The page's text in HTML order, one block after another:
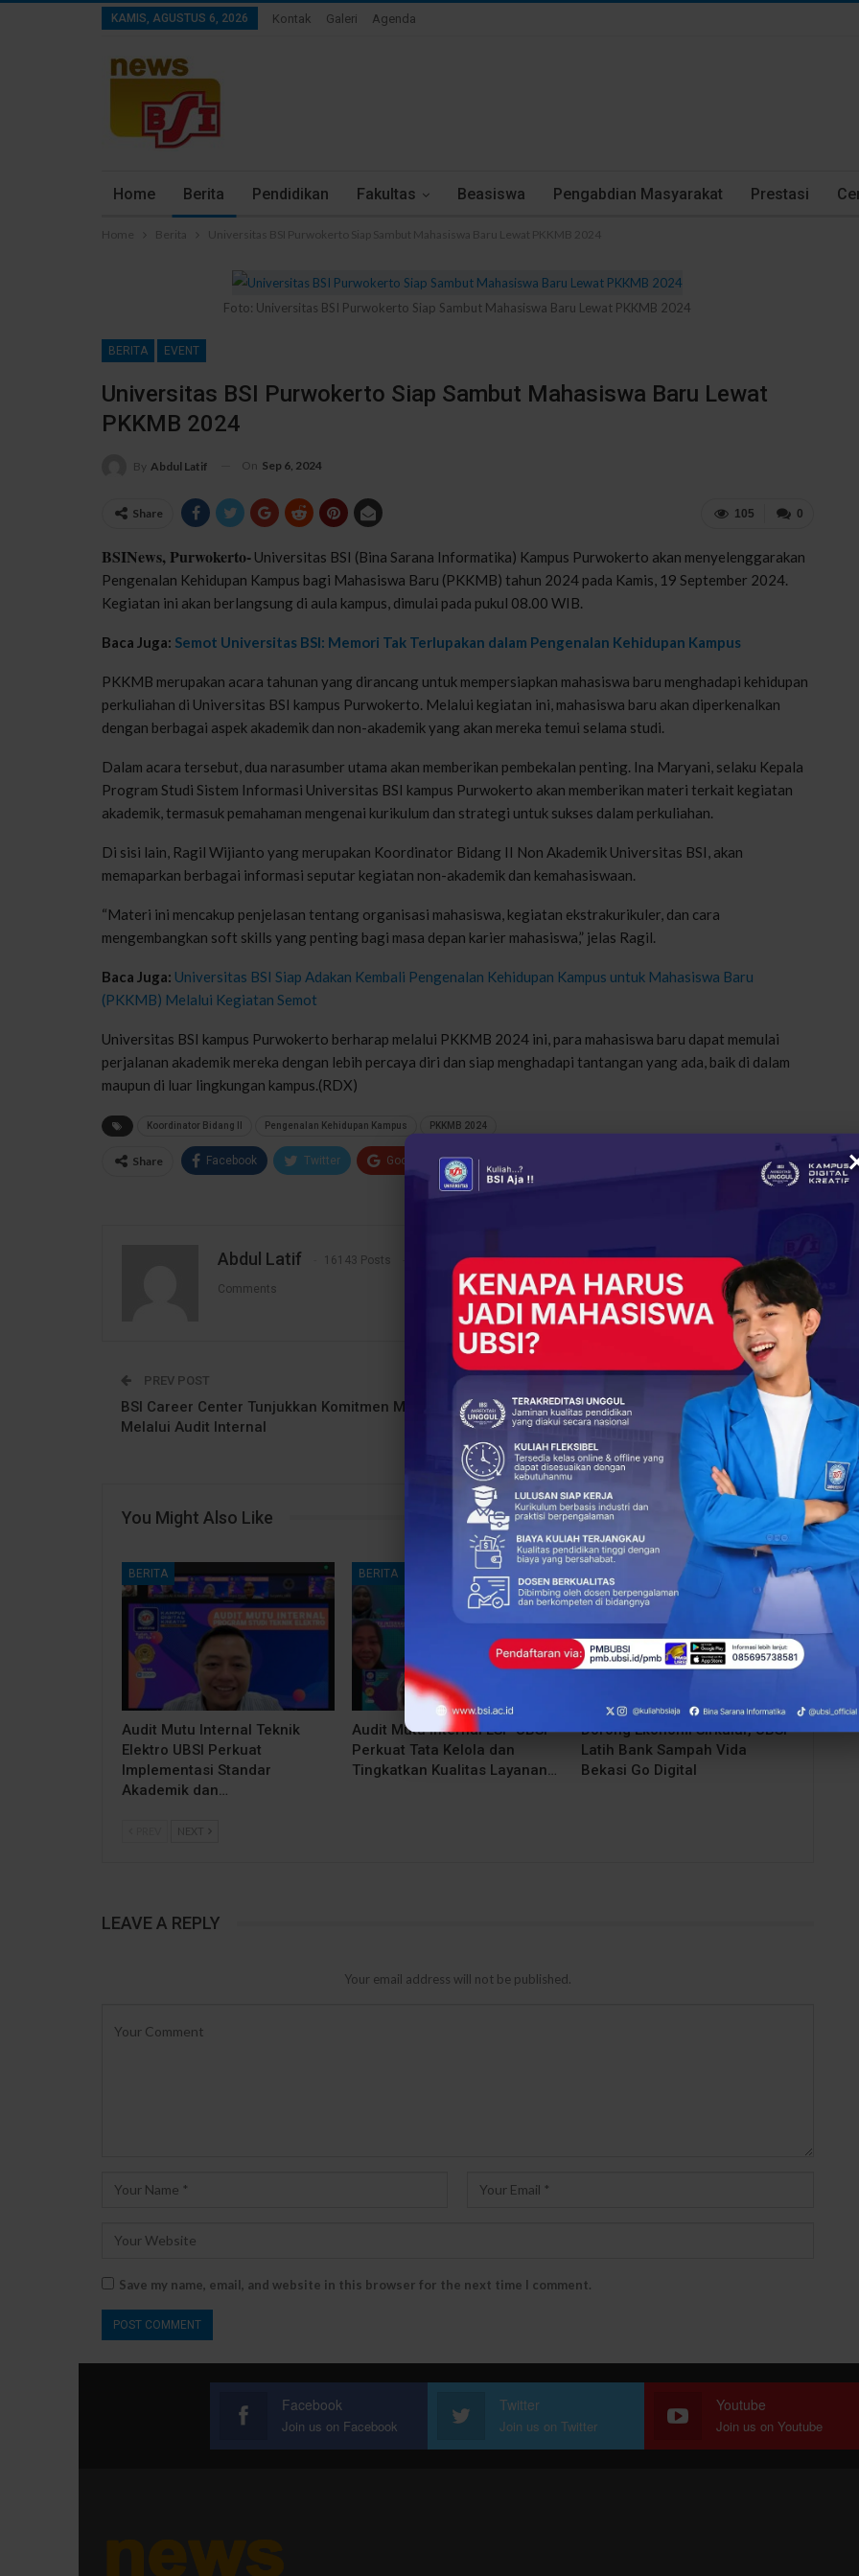
KAMIS, AGUSTUS 6, 2026 Kontak Galeri Agenda
Home Berita Pendidikan Fakultas Beasiswa Pengabdian Masyarakat Prestasi
Home Berita Universitas BSI Purwokerto Siap Sambut Mahasiswa Baru Lewat PKKMB 2024
Foto: Universitas BSI Purwokerto Siap Sambut Mahasiswa Baru Lewat PKKMB 2024
BERITA EVENT
Universitas BSI Purwokerto Siap Sambut Mahasiswa Baru Lewat
PKKMB 2024
By Abdul Latif On Sep 6, 2024
0
105
Share
BSINews, Purwokerto- Universitas BSI (Bina Sarana Informatika) Kampus Purwokerto akan menyelenggarakan
Pengenalan Kehidupan Kampus bagi Mahasiswa Baru (PKKMB) tahun 2024 pada Kamis, 19 September 2024.
Kegiatan ini akan berlangsung di aula kampus, dimulai pada pukul 08.00 WIB.
Baca Juga: Semot Universitas BSI: Memori Tak Terlupakan dalam Pengenalan Kehidupan Kampus
PKKMB merupakan acara tahunan yang dirancang untuk mempersiapkan mahasiswa baru menghadapi kehidupan
perkuliahan di Universitas BSI kampus Purwokerto. Melalui kegiatan ini, mahasiswa baru akan diperkenalkan
dengan berbagai aspek akademik dan non-akademik yang akan mereka temui selama studi.
Dalam acara tersebut, dua narasumber utama akan memberikan pembekalan penting. Ina Maryani, selaku Kepala
Program Studi Sistem Informasi Universitas BSI kampus Purwokerto akan memberikan materi terkait kegiatan
akademik, termasuk pemahaman mengenai kurikulum dan strategi untuk sukses dalam perkuliahan.
Di sisi lain, Ragil Wijianto yang merupakan Koordinator Bidang II Non Akademik Universitas BSI, akan
memaparkan berbagai informasi seputar kegiatan non-akademik dan kemahasiswaan.
“Materi ini mencakup penjelasan tentang organisasi mahasiswa, kegiatan ekstrakurikuler, dan cara
mengembangkan soft skills yang penting bagi masa depan karier mahasiswa,” jelas Ragil.
Baca Juga: Universitas BSI Siap Adakan Kembali Pengenalan Kehidupan Kampus untuk Mahasiswa Baru
(PKKMB) Melalui Kegiatan Semot
Universitas BSI kampus Purwokerto berharap melalui PKKMB 2024 ini, para mahasiswa baru dapat memulai
perjalanan akademik mereka dengan lebih percaya diri dan siap menghadapi tantangan yang ada, baik di dalam
maupun di luar lingkungan kampus.(RDX)
Koordinator Bidang II Pengenalan Kehidupan Kampus PKKMB 2024
Share Facebook Twitter Google+ ReddIt
Abdul Latif 16143 Posts
Comments
PREV POST
BSI Career Center Tunjukkan Komitmen Mutu
Melalui Audit Internal
NEXT POST
Universitas BSI Kupas Seputar AI Melalui
Seminar Kemerdekaan Digital
You Might Also Like More From Author
BERITA
Audit Mutu Internal Teknik
Elektro UBSI Perkuat
Implementasi Standar
Akademik dan…
BERITA
Audit Mutu Internal LSP UBSI
Perkuat Tata Kelola dan
Tingkatkan Kualitas Layanan…
Dorong Ekonomi Sirkular, UBSI
Latih Bank Sampah Vida
Bekasi Go Digital
NEXT
LEAVE A REPLY
Your email address will not be published.
Save my name, email, and website in this browser for the next time I comment.
Facebook
Join us on Facebook
Twitter
Join us on Twitter
Youtube
Join us on Youtube